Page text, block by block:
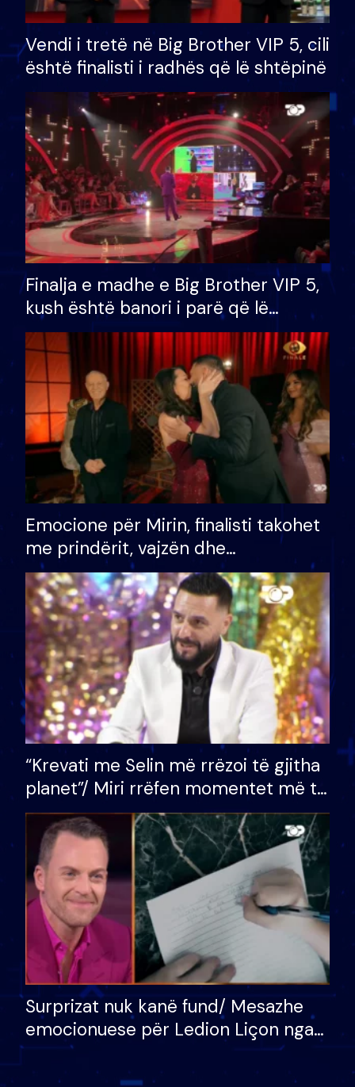
Vendi i tretë në Big Brother VIP 5, cili
është finalisti i radhës që lë shtëpinë
Finalja e madhe e Big Brother VIP 5,
kush është banori i parë që lë
shtëpinë dhe humb mundësinë për
të fituar çmimin e madh
Emocione për Mirin, finalisti takohet
me prindërit, vajzën dhe
bashkëshorten: S’kemi ndonjë letër
divorci apo jo?
“Krevati me Selin më rrëzoi të gjitha
planet”/ Miri rrëfen momentet më të
bukura në shtëpinë e BB VIP: Do më
mungojë zilja e mëngjesit kur…
Surprizat nuk kanë fund/ Mesazhe
emocionuese për Ledion Liçon nga
nëna dhe fëmijët e tij, moderatori
nuk i mban dot lotët: Nuk meritoj…